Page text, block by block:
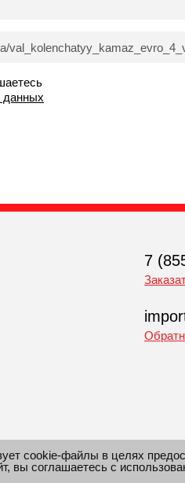
данных
7
Импорт Дивижн.
cookie-файлы в целях
вы соглашаетесь с